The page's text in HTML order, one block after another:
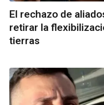
El rechazo de
retirar la
tierras